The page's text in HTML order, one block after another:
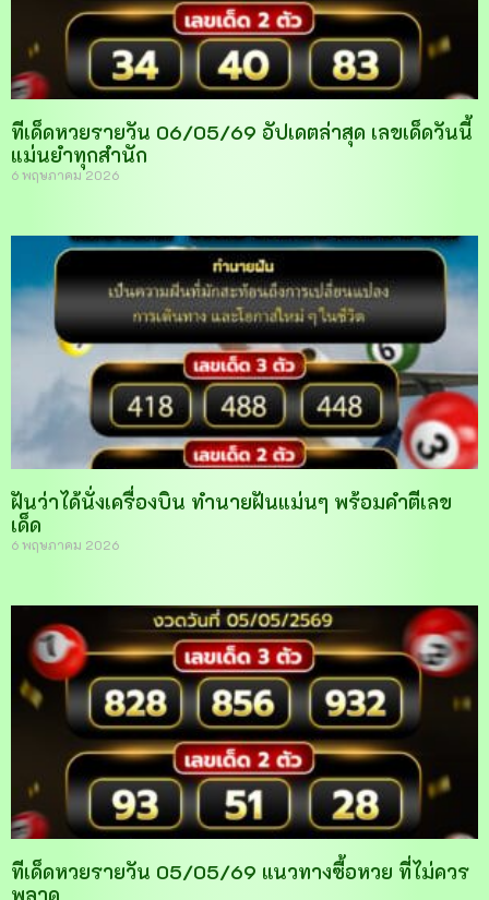
ทีเด็ดหวยรายวัน 06/05/69 อัปเดตล่าสุด เลขเด็ดวันนี้
แม่นยำทุกสำนัก
6 พฤษภาคม 2026
ฝันว่าได้นั่งเครื่องบิน ทำนายฝันแม่นๆ พร้อมคำตีเลข
เด็ด
6 พฤษภาคม 2026
ทีเด็ดหวยรายวัน 05/05/69 แนวทางซื้อหวย ที่ไม่ควร
พลาด